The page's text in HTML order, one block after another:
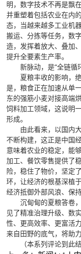
明，数字技术不再是飘
并重塑着包括农业在内
态，当越来越多工业机
搬运、分拣等任务，数
造，发挥着放大、叠加
提升全要素生产率。
新脉动，是“全链循
夏粮丰收的影响，
是，粮食正在加速从单
东的强筋小麦对接高端
饲料加工领域，这说明
形成。
由此看来，以国内
不断构建，这正是中国
意味着农业的稳定，能
加工、餐饮零售提供了
险，稳住了物价，坚定
环，让经济的根基深植
经济抵御外部风浪、保
沉甸甸的夏粮答卷
见了精准治理升级、数
性、更高效率、更富活
来自田野的底气，将助
（本系列评论到此结